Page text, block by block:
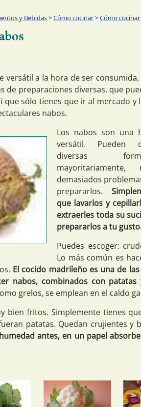
y Bebidas>Cómo cocinar>Cómo
versátil a la hora de ser
de preparaciones diversas, que
que sólo tienes que ir al mercado y
nabos.
Los nabos son una
versátil. Pueden
diversas
demasiados
prepararlos.
que lavarlos y
extraerles toda su
prepararlos a tu
Puedes escoger:
Lo más común es
El cocido madrileño es una de
nabos, combinados con patatas
grelos, se emplean en el caldo
bien fritos. Simplemente tienes
patatas. Quedan crujientes y
antes, en un papel